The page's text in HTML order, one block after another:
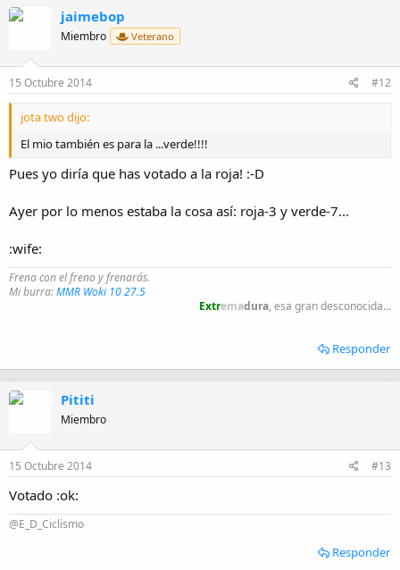
jaimebop
Miembro Veterano
15 Octubre 2014 #12
jota two dijo:
El mio también es para la ...verde!!!!
Pues yo diría que has votado a la roja! :-D
Ayer por lo menos estaba la cosa así: roja-3 y verde-7...
:wife:
Frena con el freno y frenarás.
Mi burra:MMR Woki 10 27.5
Extremadura, esa gran desconocida...
Responder
Pititi
Miembro
15 Octubre 2014 #13
Votado :ok:
@E_D_Ciclismo
Responder